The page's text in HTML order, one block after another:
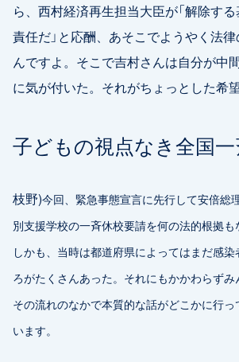
ら、西村経済再生担当大臣が「解除す
責任だ」と応酬、あそこでようやく法
んですよ。そこで吉村さんは自分が中
に気が付いた。それがちょっとした希望
子どもの視点なき全国
枝野)今回、緊急事態宣言に先行して安倍総
別支援学校の一斉休校要請を何の法的根拠も
しかも、当時は都道府県によってはまだ感染
ろがたくさんあった。それにもかかわらずみ
その流れのなかで本質的な話がどこかに行
います。